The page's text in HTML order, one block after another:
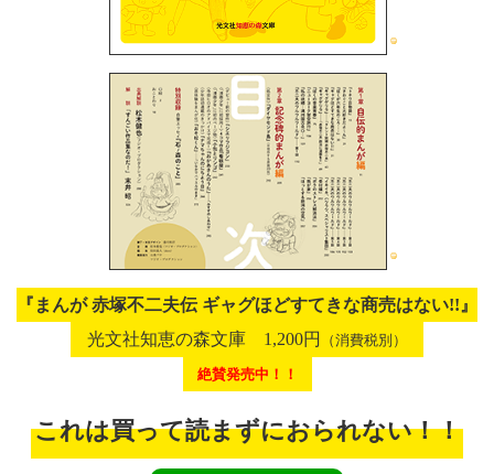
『まんが 赤塚不二夫伝 ギャグほどすてきな商売はない!!』
光文社知恵の森文庫 1,200円
（消費税別）
絶賛発売中！！
これは買って読まずにおられない！！